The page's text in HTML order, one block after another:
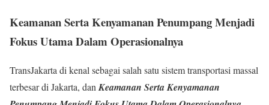
Keamanan Serta Kenyamanan Penumpang Menjadi
Fokus Utama Dalam Operasionalnya
TransJakarta di kenal sebagai salah satu sistem transportasi massal
terbesar di Jakarta, danKeamanan Serta Kenyamanan